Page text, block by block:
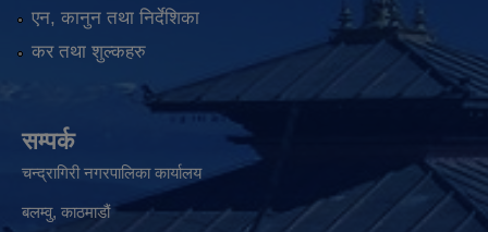
एन, कानुन तथा निर्देशिका
कर तथा शुल्कहरु
सम्पर्क
चन्द्रागिरी नगरपालिका कार्यालय
बलम्वु, काठमाडौं